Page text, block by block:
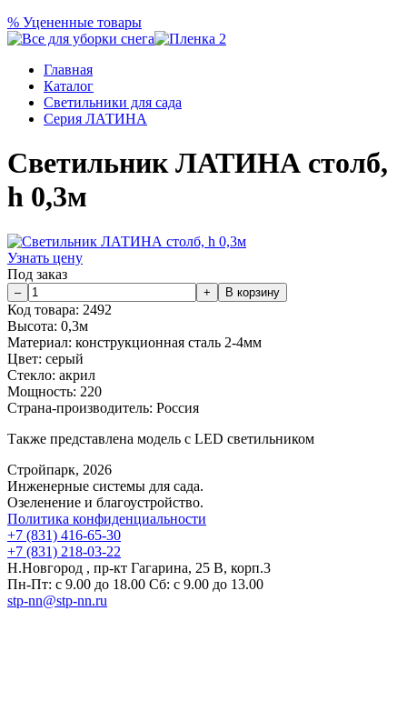
% Уцененные товары
Главная
Каталог
Светильники для сада
Серия ЛАТИНА
Светильник ЛАТИНА столб,
h 0,3м
Узнать цену
Под заказ
Код товара: 2492
Высота: 0,3м
Материал: конструкционная сталь 2-4мм
Цвет: серый
Стекло: акрил
Мощность: 220
Страна-производитель: Россия
Также представлена модель с LED светильником
Стройпарк, 2026
Инженерные системы для сада.
Озеленение и благоустройство.
Политика конфиденциальности
+7 (831) 416-65-30
+7 (831) 218-03-22
Н.Новгород , пр-кт Гагарина, 25 В, корп.3
Пн-Пт: с 9.00 до 18.00 Сб: с 9.00 до 13.00
stp-nn@stp-nn.ru